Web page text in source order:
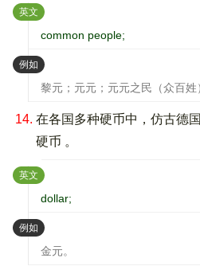
英文 ：
common people;
例如 ：
黎元；元元；元元之民（众百姓
14. 在各国多种硬币中，仿古德
硬币 。
英文 ：
dollar;
例如 ：
金元。